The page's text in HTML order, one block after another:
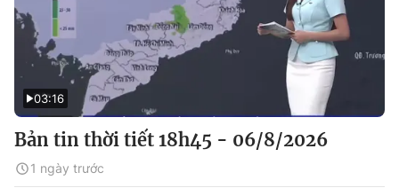
03:16
Bản tin thời tiết 18h45 - 06/8/2026
1 ngày trước